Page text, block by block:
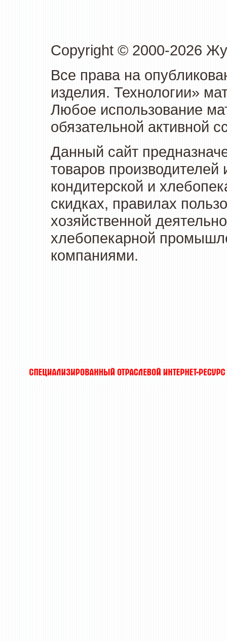
Copyright © 2000-2026
Все права на
изделия. Технологии»
Любое использование
обязательной активной
Данный сайт
товаров
кондитерской и
скидках, правилах
хозяйственной
хлебопекарной
компаниями.